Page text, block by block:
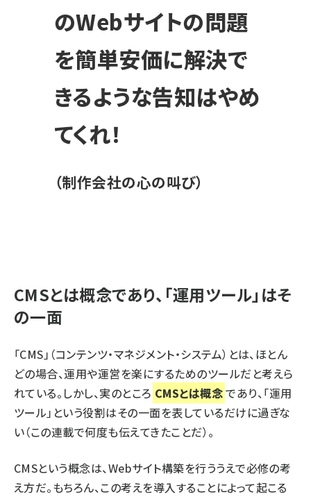
のWebサイトの問題
を簡単安価に解決で
きるような告知はやめ
てくれ！
（制作会社の心の叫び）
CMSとは概念であり、「運用ツール」はそ
の一面
「CMS」（コンテンツ・マネジメント・システム）とは、ほとん
どの場合、運用や運営を楽にするためのツールだと考えら
れている。しかし、実のところ CMSとは概念であり、「運用
ツール」という役割はその一面を表しているだけに過ぎな
い（この連載で何度も伝えてきたことだ）。
CMSという概念は、Webサイト構築を行ううえで必修の考
え方だ。もちろん、この考えを導入することによって起こる